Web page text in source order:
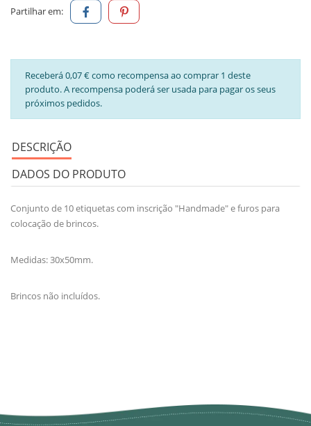
Partilhar em:
Receberá 0,07 € como recompensa ao comprar 1 deste
produto. A recompensa poderá ser usada para pagar os seus
próximos pedidos.
DESCRIÇÃO
DADOS DO PRODUTO
Conjunto de 10 etiquetas com inscrição "Handmade" e furos para
colocação de brincos.
Medidas: 30x50mm.
Brincos não incluídos.